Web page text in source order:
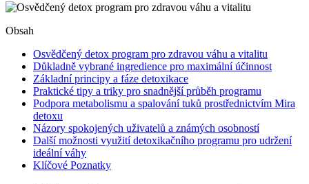
Obsah
Osvědčený detox program pro zdravou váhu a vitalitu
Důkladně vybrané ingredience pro maximální účinnost
Základní principy a fáze detoxikace
Praktické tipy a triky pro snadnější průběh programu
Podpora metabolismu a spalování tuků prostřednictvím Mira
detoxu
Názory spokojených uživatelů a známých osobností
Další možnosti využití detoxikačního programu pro udržení
ideální váhy
Klíčové Poznatky